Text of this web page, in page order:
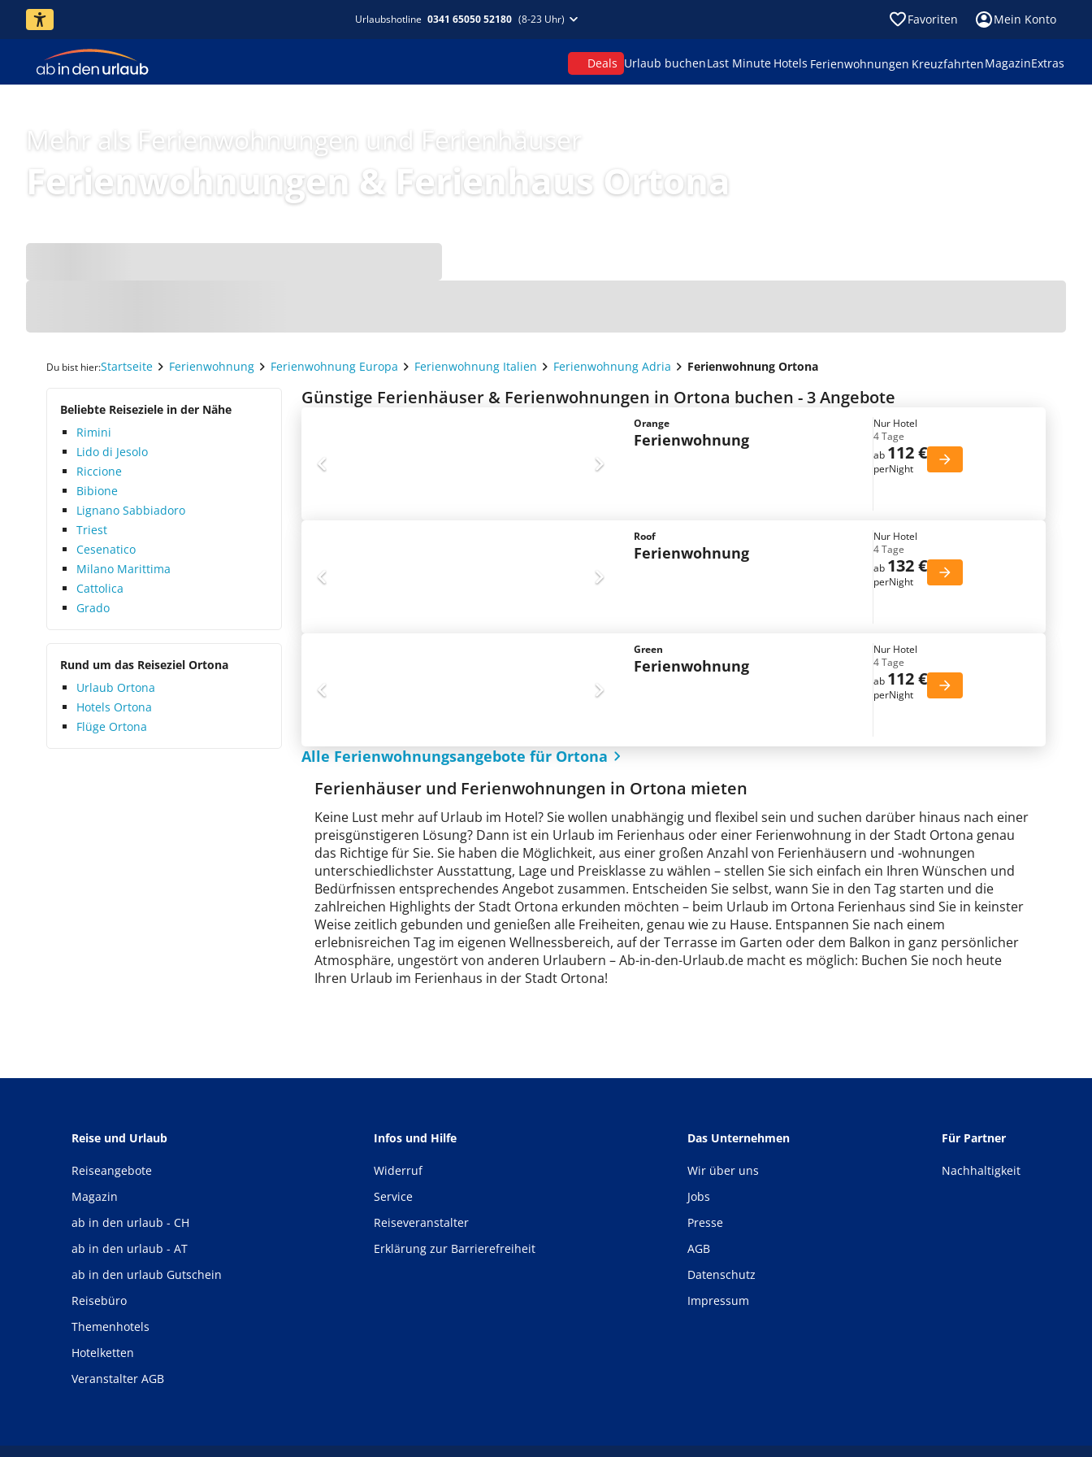
Urlaubshotline 0341 65050 52180 (8-23 Uhr) Favoriten Mein Konto
Deals Urlaub buchenLast Minute Hotels Ferienwohnungen KreuzfahrtenMagazinExtras
Mehr als Ferienwohnungen und Ferienhäuser
Ferienwohnungen & Ferienhaus Ortona
Du bist hier:Startseite Ferienwohnung Ferienwohnung Europa Ferienwohnung Italien Ferienwohnung Adria Ferienwohnung Ortona
Beliebte Reiseziele in der Nähe
Rimini
Lido di Jesolo
Riccione
Bibione
Lignano Sabbiadoro
Triest
Cesenatico
Milano Marittima
Cattolica
Grado
Rund um das Reiseziel Ortona
Urlaub Ortona
Hotels Ortona
Flüge Ortona
Günstige Ferienhäuser & Ferienwohnungen in Ortona buchen - 3 Angebote
Orange
Ferienwohnung
Nur Hotel
4 Tage
ab 112 €
perNight
Roof
Ferienwohnung
Nur Hotel
4 Tage
ab 132 €
perNight
Green
Ferienwohnung
Nur Hotel
4 Tage
ab 112 €
perNight
Alle Ferienwohnungsangebote für Ortona
Ferienhäuser und Ferienwohnungen in Ortona mieten
Keine Lust mehr auf Urlaub im Hotel? Sie wollen unabhängig und flexibel sein und suchen darüber hinaus nach einer
preisgünstigeren Lösung? Dann ist ein Urlaub im Ferienhaus oder einer Ferienwohnung in der Stadt Ortona genau
das Richtige für Sie. Sie haben die Möglichkeit, aus einer großen Anzahl von Ferienhäusern und -wohnungen
unterschiedlichster Ausstattung, Lage und Preisklasse zu wählen – stellen Sie sich einfach ein Ihren Wünschen und
Bedürfnissen entsprechendes Angebot zusammen. Entscheiden Sie selbst, wann Sie in den Tag starten und die
zahlreichen Highlights der Stadt Ortona erkunden möchten – beim Urlaub im Ortona Ferienhaus sind Sie in keinster
Weise zeitlich gebunden und genießen alle Freiheiten, genau wie zu Hause. Entspannen Sie nach einem
erlebnisreichen Tag im eigenen Wellnessbereich, auf der Terrasse im Garten oder dem Balkon in ganz persönlicher
Atmosphäre, ungestört von anderen Urlaubern – Ab-in-den-Urlaub.de macht es möglich: Buchen Sie noch heute
Ihren Urlaub im Ferienhaus in der Stadt Ortona!
Reise und Urlaub
Reiseangebote
Magazin
ab in den urlaub - CH
ab in den urlaub - AT
ab in den urlaub Gutschein
Reisebüro
Themenhotels
Hotelketten
Veranstalter AGB
Infos und Hilfe
Widerruf
Service
Reiseveranstalter
Erklärung zur Barrierefreiheit
Das Unternehmen
Wir über uns
Jobs
Presse
AGB
Datenschutz
Impressum
Für Partner
Nachhaltigkeit